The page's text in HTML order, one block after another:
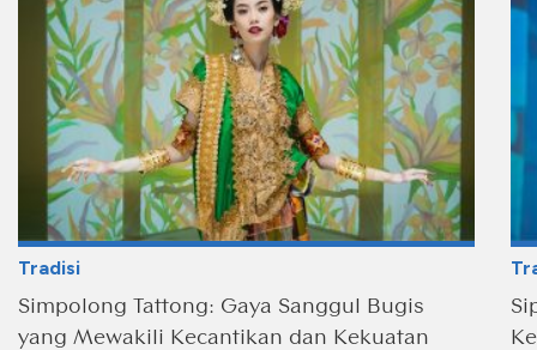
Tradisi
Simpolong Tattong: Gaya Sanggul Bugis
yang Mewakili Kecantikan dan Kekuatan